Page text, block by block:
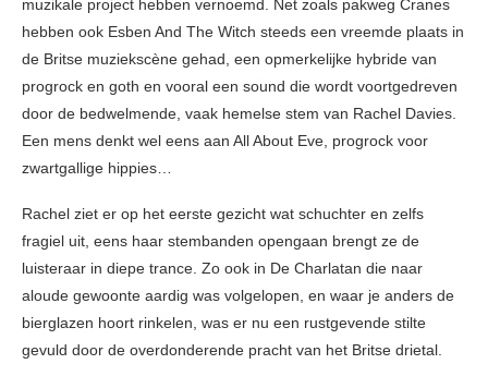
muzikale project hebben vernoemd. Net zoals pakweg Cranes
hebben ook Esben And The Witch steeds een vreemde plaats in
de Britse muziekscène gehad, een opmerkelijke hybride van
progrock en goth en vooral een sound die wordt voortgedreven
door de bedwelmende, vaak hemelse stem van Rachel Davies.
Een mens denkt wel eens aan All About Eve, progrock voor
zwartgallige hippies…
Rachel ziet er op het eerste gezicht wat schuchter en zelfs
fragiel uit, eens haar stembanden opengaan brengt ze de
luisteraar in diepe trance. Zo ook in De Charlatan die naar
aloude gewoonte aardig was volgelopen, en waar je anders de
bierglazen hoort rinkelen, was er nu een rustgevende stilte
gevuld door de overdonderende pracht van het Britse drietal.